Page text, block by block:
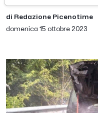
di Redazione Picenotime
domenica 15 ottobre 2023